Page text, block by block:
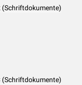
(Schriftdokumente)
(Schriftdokumente)